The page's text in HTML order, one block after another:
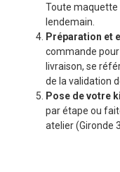
Toute maquette
lendemain.
Préparation et
commande
livraison, se
de la validation
Pose de votre
par étape ou
atelier (Gironde